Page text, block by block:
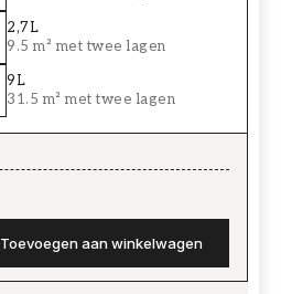
2,7L
9.5 m² met twee lagen
9L
31.5 m² met twee lagen
Toevoegen aan winkelwagen